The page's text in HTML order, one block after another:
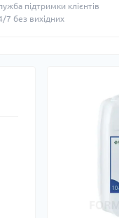
підтримки клієнтів
7 без вихідних